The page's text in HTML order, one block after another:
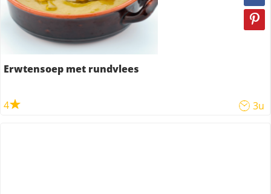
Erwtensoep met rundvlees
4 3u